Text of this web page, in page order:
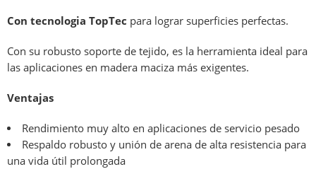
Con tecnologia TopTec para lograr superficies perfectas.
Con su robusto soporte de tejido, es la herramienta ideal para
las aplicaciones en madera maciza más exigentes.
Ventajas
Rendimiento muy alto en aplicaciones de servicio pesado
Respaldo robusto y unión de arena de alta resistencia para
una vida útil prolongada